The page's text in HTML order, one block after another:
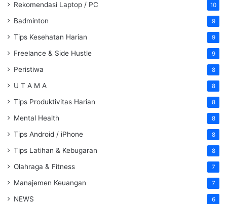
Rekomendasi Laptop / PC 10
Badminton 9
Tips Kesehatan Harian 9
Freelance & Side Hustle 9
Peristiwa 8
U T A M A 8
Tips Produktivitas Harian 8
Mental Health 8
Tips Android / iPhone 8
Tips Latihan & Kebugaran 8
Olahraga & Fitness 7
Manajemen Keuangan 7
NEWS 6